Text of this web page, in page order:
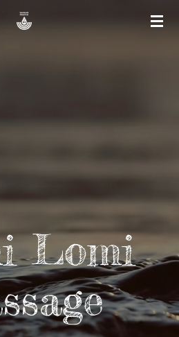
Lomi